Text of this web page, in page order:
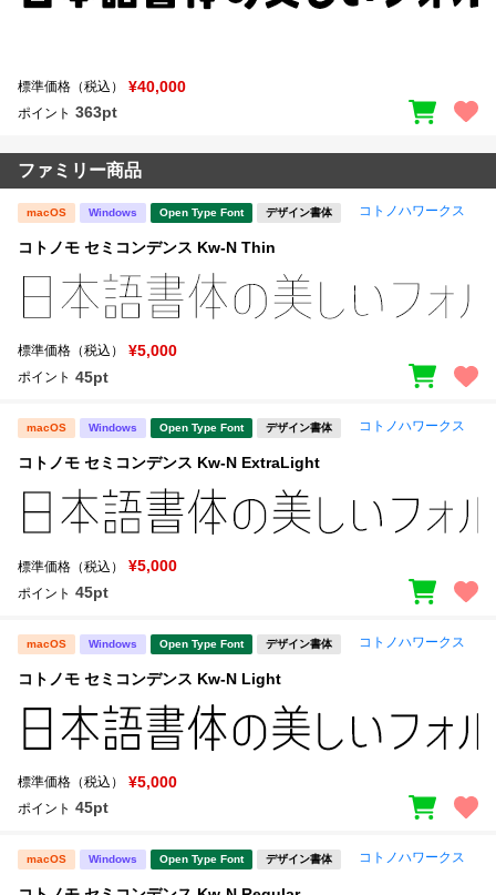
標準価格（税込） ¥40,000
ポイント 363pt
ファミリー商品
macOS Windows Open Type Font デザイン書体 コトノハワークス
コトノモ セミコンデンス Kw-N Thin
標準価格（税込） ¥5,000
ポイント 45pt
macOS Windows Open Type Font デザイン書体 コトノハワークス
コトノモ セミコンデンス Kw-N ExtraLight
標準価格（税込） ¥5,000
ポイント 45pt
macOS Windows Open Type Font デザイン書体 コトノハワークス
コトノモ セミコンデンス Kw-N Light
標準価格（税込） ¥5,000
ポイント 45pt
macOS Windows Open Type Font デザイン書体 コトノハワークス